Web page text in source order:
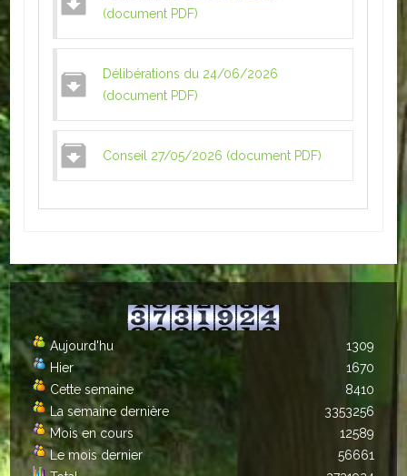
Culturelles
Parents d'élèves
Autres
ENTREPRISES
L'agriculture
Capitale du chrysanthème
Industries
Transports
Commerces
Hotels/Restaurants
Garages
(document PDF)
Délibérations du 24/06/2026
(document PDF)
Conseil 27/05/2026 (document PDF)
Aujourd'hu
Hier
Cette semaine
La semaine dernière
Mois en cours
Le mois dernier
1309
1670
8410
3353256
12589
56661